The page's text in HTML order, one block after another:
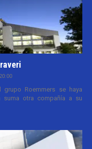
Roemmers se haya
suma otra compañía a su